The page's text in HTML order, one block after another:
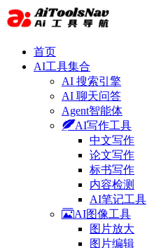
首页
AI工具集合
AI 搜索引擎
AI 聊天问答
Agent智能体
AI写作工具
中文写作
论文写作
标书写作
内容检测
AI笔记工具
AI图像工具
图片放大
图片编辑